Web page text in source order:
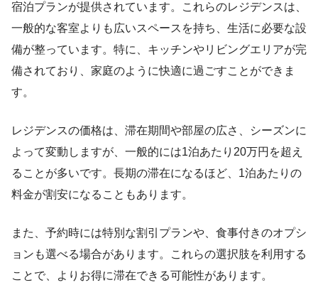
宿泊プランが提供されています。これらのレジデンスは、
一般的な客室よりも広いスペースを持ち、生活に必要な設
備が整っています。特に、キッチンやリビングエリアが完
備されており、家庭のように快適に過ごすことができま
す。
レジデンスの価格は、滞在期間や部屋の広さ、シーズンに
よって変動しますが、一般的には1泊あたり20万円を超え
ることが多いです。長期の滞在になるほど、1泊あたりの
料金が割安になることもあります。
また、予約時には特別な割引プランや、食事付きのオプシ
ョンも選べる場合があります。これらの選択肢を利用する
ことで、よりお得に滞在できる可能性があります。